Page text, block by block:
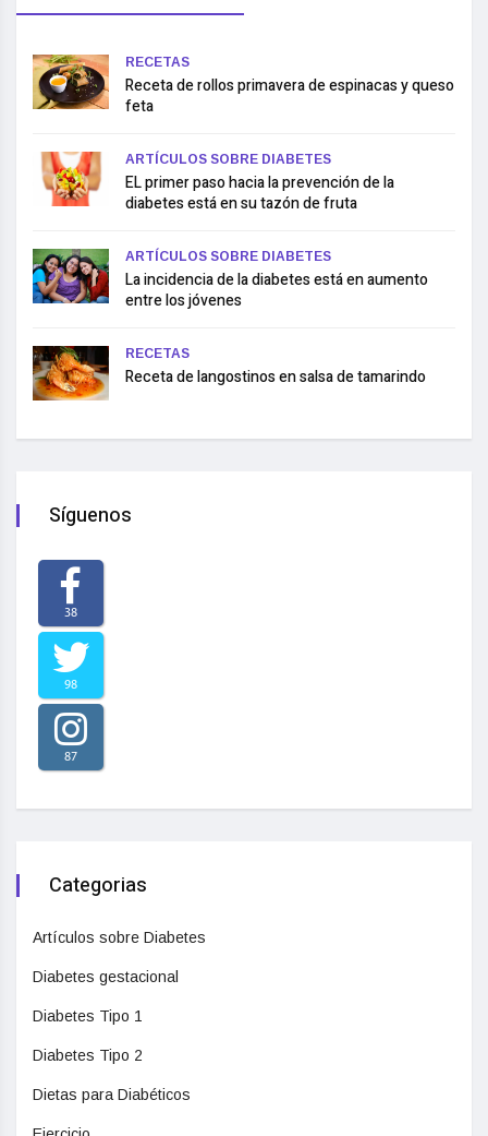
RECETAS
Receta de rollos primavera de espinacas y queso
feta
ARTÍCULOS SOBRE DIABETES
EL primer paso hacia la prevención de la
diabetes está en su tazón de fruta
ARTÍCULOS SOBRE DIABETES
La incidencia de la diabetes está en aumento
entre los jóvenes
RECETAS
Receta de langostinos en salsa de tamarindo
Síguenos
38
98
87
Categorias
Artículos sobre Diabetes
Diabetes gestacional
Diabetes Tipo 1
Diabetes Tipo 2
Dietas para Diabéticos